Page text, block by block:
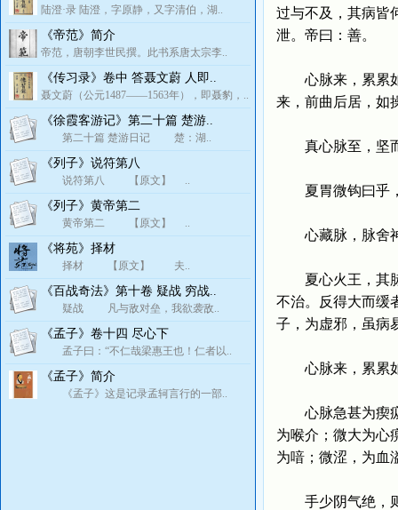
陆澄·录 陆澄，字原静，又字清伯，湖..
《帝范》简介
帝范，唐朝李世民撰。此书系唐太宗李..
《传习录》卷中 答聂文蔚 人即..
聂文蔚（公元1487——1563年），即聂豹，..
《徐霞客游记》第二十篇 楚游..
第二十篇 楚游日记 楚：湖..
《列子》说符第八
说符第八 【原文】 ..
《列子》黄帝第二
黄帝第二 【原文】 ..
《将苑》择材
择材 【原文】 夫..
《百战奇法》第十卷 疑战 穷战..
疑战 凡与敌对垒，我欲袭敌..
《孟子》卷十四 尽心下
孟子曰：“不仁哉梁惠王也！仁者以..
《孟子》简介
《孟子》这是记录孟轲言行的一部..
过与不及，其病皆
泄。帝曰：善。
心脉来，累累如
来，前曲后居，如
真心脉至，坚而
夏胃微钩曰乎，
心藏脉，脉舍神
夏心火王，其脉
不治。反得大而缓
子，为虚邪，虽病
心脉来，累累如
心脉急甚为瘈疭
为喉介；微大为心
为喑；微涩，为血
手少阴气绝，则